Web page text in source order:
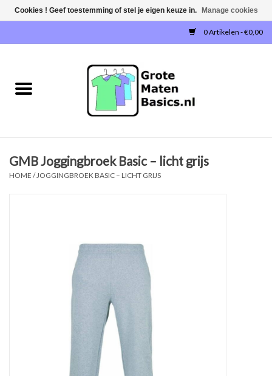
0 Artikelen - €0,00
NIEUW!
SWEATERS / SWEATVESTEN
BROEKEN / SHORTS
GMB Joggingbroek Basic – licht grijs
HOME / JOGGINGBROEK BASIC – LICHT GRIJS
Cookies ! Geef toestemming of stel je eigen keuze in. Manage cookies